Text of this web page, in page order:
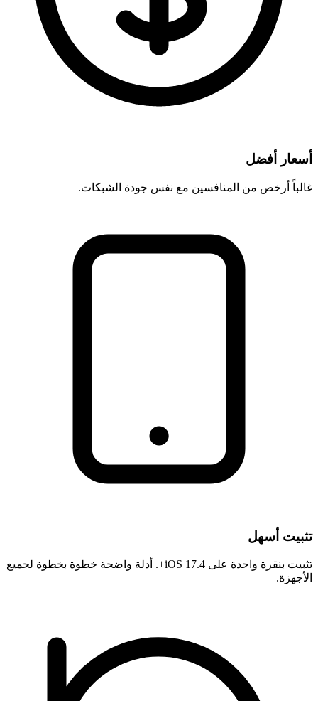
أسعار أفضل
غالباً أرخص من المنافسين مع نفس جودة الشبكات.
تثبيت أسهل
تثبيت بنقرة واحدة على iOS 17.4+. أدلة واضحة خطوة بخطوة لجميع
الأجهزة.